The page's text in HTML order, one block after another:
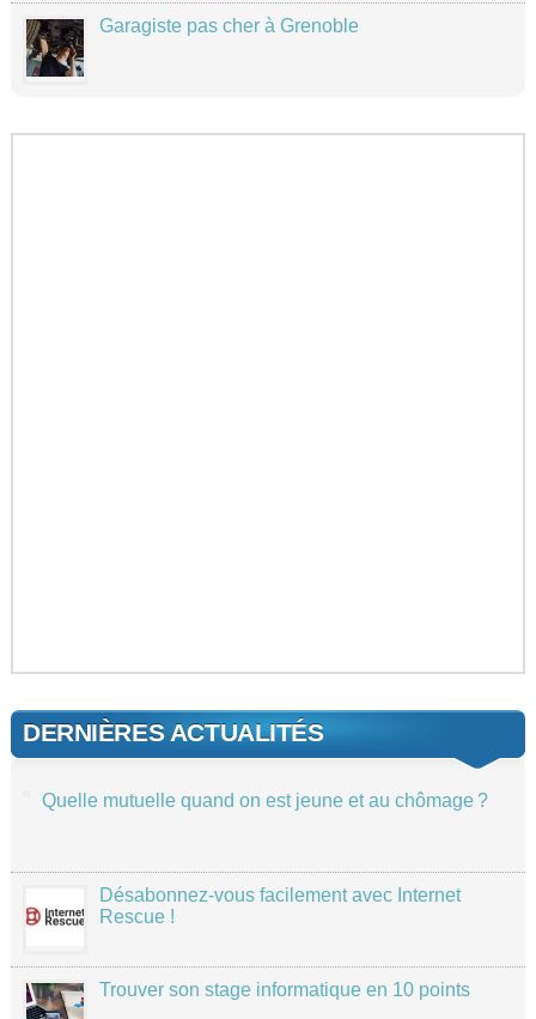
Garagiste pas cher à Grenoble
DERNIÈRES ACTUALITÉS
Quelle mutuelle quand on est jeune et au chômage ?
Désabonnez-vous facilement avec Internet
Rescue !
Trouver son stage informatique en 10 points